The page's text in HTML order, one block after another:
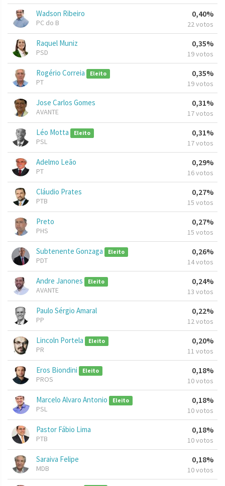
Wadson Ribeiro
PC do B
0,40%
22 votos
Raquel Muniz
PSD
0,35%
19 votos
Rogério Correia Eleito
PT
0,35%
19 votos
Jose Carlos Gomes
AVANTE
0,31%
17 votos
Léo Motta Eleito
PSL
0,31%
17 votos
Adelmo Leão
PT
0,29%
16 votos
Cláudio Prates
PTB
0,27%
15 votos
Preto
PHS
0,27%
15 votos
Subtenente Gonzaga Eleito
PDT
0,26%
14 votos
Andre Janones Eleito
AVANTE
0,24%
13 votos
Paulo Sérgio Amaral
PP
0,22%
12 votos
Lincoln Portela Eleito
PR
0,20%
11 votos
Eros Biondini Eleito
PROS
0,18%
10 votos
Marcelo Alvaro Antonio Eleito
PSL
0,18%
10 votos
Pastor Fábio Lima
PTB
0,18%
10 votos
Saraiva Felipe
MDB
0,18%
10 votos